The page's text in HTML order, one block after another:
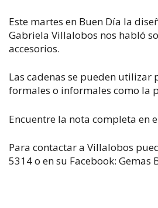
Este martes en Buen Día la
Gabriela Villalobos nos habló
accesorios.
Las cadenas se pueden utilizar
formales o informales como la
Encuentre la nota completa en
Para contactar a Villalobos
5314 o en su Facebook: Gemas